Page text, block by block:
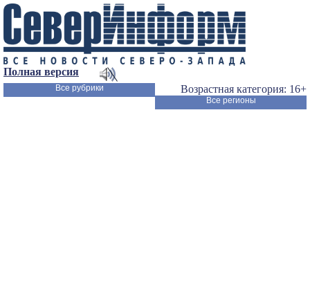
Полная версия
Возрастная категория: 16+
Все рубрики
Все регионы